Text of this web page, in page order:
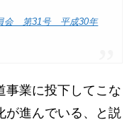
会 第31号 平成30年
事業に投下してこな
が進んでいる、と説